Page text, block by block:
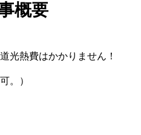
概要
光熱費はかかりません！
。）